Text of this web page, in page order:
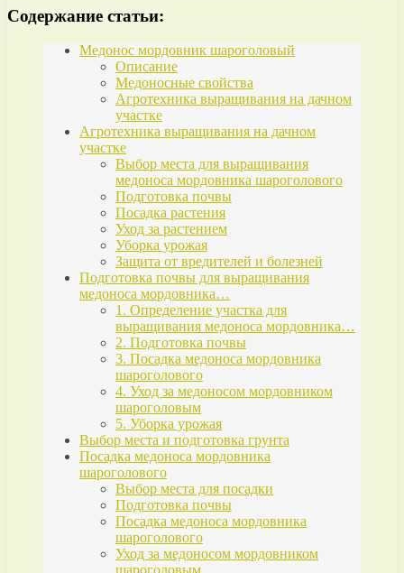
Содержание статьи:
Медонос мордовник шароголовый
Описание
Медоносные свойства
Агротехника выращивания на дачном
участке
Агротехника выращивания на дачном
участке
Выбор места для выращивания
медоноса мордовника шароголового
Подготовка почвы
Посадка растения
Уход за растением
Уборка урожая
Защита от вредителей и болезней
Подготовка почвы для выращивания
медоноса мордовника…
1. Определение участка для
выращивания медоноса мордовника…
2. Подготовка почвы
3. Посадка медоноса мордовника
шароголового
4. Уход за медоносом мордовником
шароголовым
5. Уборка урожая
Выбор места и подготовка грунта
Посадка медоноса мордовника
шароголового
Выбор места для посадки
Подготовка почвы
Посадка медоноса мордовника
шароголового
Уход за медоносом мордовником